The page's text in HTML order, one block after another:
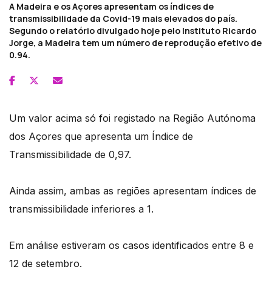
A Madeira e os Açores apresentam os índices de
transmissibilidade da Covid-19 mais elevados do país.
Segundo o relatório divulgado hoje pelo Instituto Ricardo
Jorge, a Madeira tem um número de reprodução efetivo de
0.94.
Um valor acima só foi registado na Região Autónoma
dos Açores que apresenta um Índice de
Transmissibilidade de 0,97.
Ainda assim, ambas as regiões apresentam índices de
transmissibilidade inferiores a 1.
Em análise estiveram os casos identificados entre 8 e
12 de setembro.